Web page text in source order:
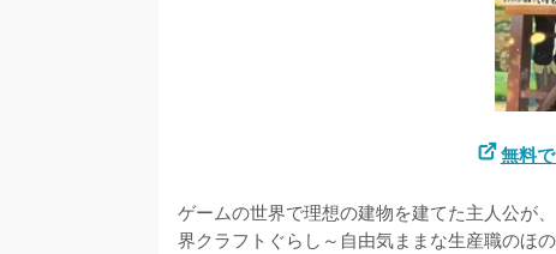
無料
ゲームの世界で理想の建物を建てた主人公が
界クラフトぐらし～自由気ままな生産職のほ